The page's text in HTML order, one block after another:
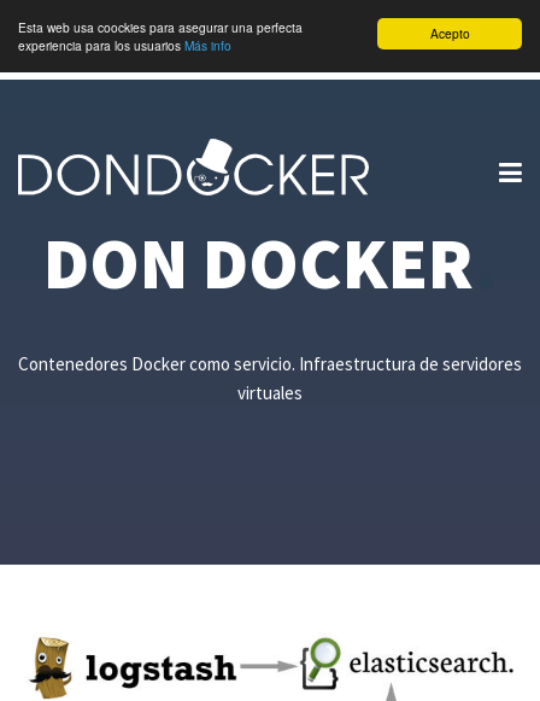
Acepto
Esta web usa coockies para asegurar una perfecta
experiencia para los usuarios Más info
DON DOCKER
Contenedores Docker como servicio. Infraestructura de servidores
virtuales